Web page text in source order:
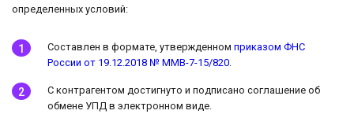
определенных условий:
Составлен в формате, утвержденном приказом ФНС
России от 19.12.2018 № ММВ-7-15/820
С контрагентом достигнуто и подписано соглашение об
обмене УПД в электронном виде.